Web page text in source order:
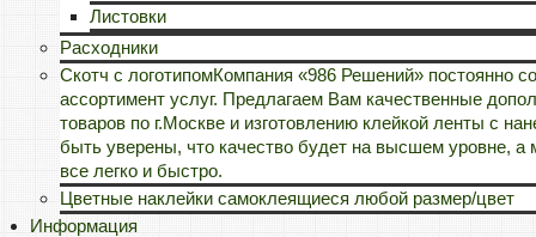
Листовки
Расходники
Скотч с логотипомКомпания «986 Решений» постоянно
ассортимент услуг. Предлагаем Вам качественные
товаров по г.Москве и изготовлению клейкой ленты с
быть уверены, что качество будет на высшем уровне,
все легко и быстро.
Цветные наклейки самоклеящиеся любой размер/цвет
Информация